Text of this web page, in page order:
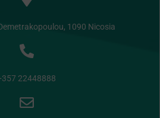
1090 Nicosia
22448888